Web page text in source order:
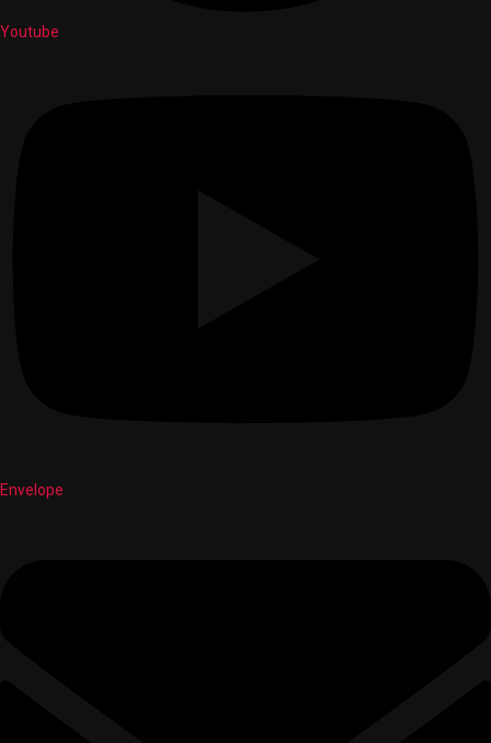
Youtube
Envelope